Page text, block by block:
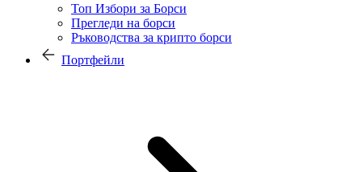
Топ Избори за Борси
Прегледи на борси
Ръководства за крипто борси
Портфейли